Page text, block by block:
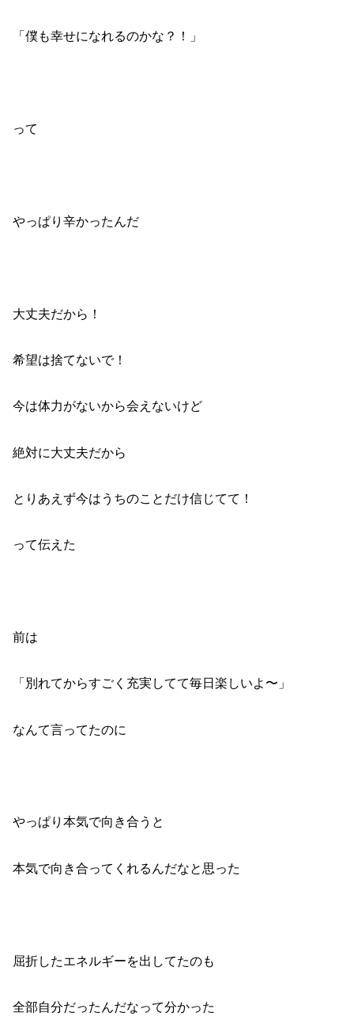
「僕も幸せになれるのかな？！」
って
やっぱり辛かったんだ
大丈夫だから！
希望は捨てないで！
今は体力がないから会えないけど
絶対に大丈夫だから
とりあえず今はうちのことだけ信じてて！
って伝えた
前は
「別れてからすごく充実してて毎日楽しいよ〜」
なんて言ってたのに
やっぱり本気で向き合うと
本気で向き合ってくれるんだなと思った
屈折したエネルギーを出してたのも
全部自分だったんだなって分かった